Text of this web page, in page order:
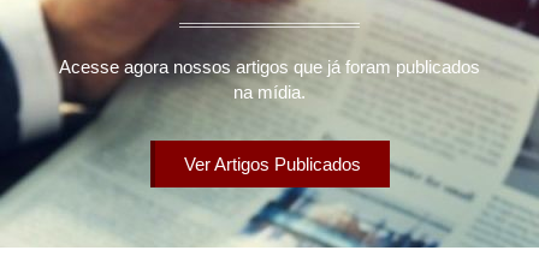
Acesse agora nossos artigos que já foram publicados
na mídia.
Ver Artigos Publicados